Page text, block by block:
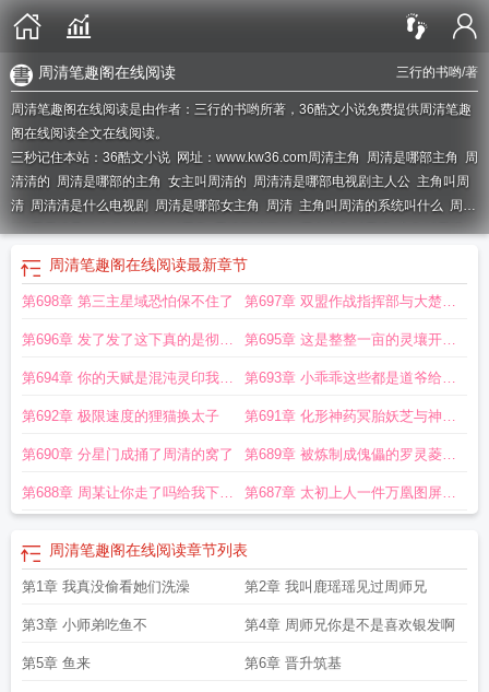
三行的书哟/著
周清笔趣阁在线阅读
周清笔趣阁在线阅读是由作者：三行的书哟所著，36酷文小说免费提供周清笔趣
阁在线阅读全文在线阅读。
三秒记住本站：36酷文小说 网址：www.kw36.com周清主角 周清是哪部主角 周
清清的 周清是哪部的主角 女主叫周清的 周清清是哪部电视剧主人公 主角叫周
清 周清清是什么电视剧 周清是哪部女主角 周清 主角叫周清的系统叫什么 周清
江周周清是什么书主人公叫周青周清百度百科哪本主角叫周清主角叫周清
周青的全文免费阅读 主角周青 女主人公叫周清的
清是哪部的主人公
的周清简介主角周清周清是哪部里的人物
周清笔趣阁在线阅读最新章节
第698章 第三主星域恐怕保不住了 第697章 双盟作战指挥部与大楚女
帝
第696章 发了发了这下真的是彻底
发了
第695章 这是整整一亩的灵壤开玩
笑呢
第694章 你的天赋是混沌灵印我不
是在做梦吧
第693章 小乖乖这些都是道爷给你
准备的零嘴
第692章 极限速度的狸猫换太子 第691章 化形神药冥胎妖芝与神兽
老大哥
第690章 分星门成捅了周清的窝了 第689章 被炼制成傀儡的罗灵菱求
双倍月票
第688章 周某让你走了吗给我下来 第687章 太初上人一件万凰图屏风
周清笔趣阁在线阅读章节列表
第1章 我真没偷看她们洗澡 第2章 我叫鹿瑶瑶见过周师兄
第3章 小师弟吃鱼不 第4章 周师兄你是不是喜欢银发啊
第5章 鱼来 第6章 晋升筑基